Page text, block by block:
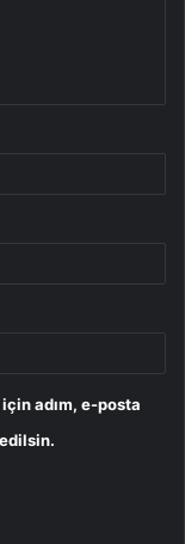
adım, e-posta